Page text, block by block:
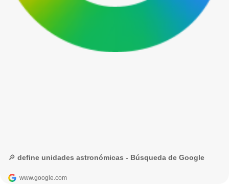
🔎 define unidades astronómicas - Búsqueda de Google
www.google.com